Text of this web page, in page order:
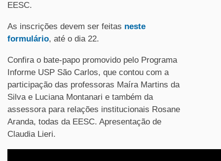
EESC.
As inscrições devem ser feitas neste
formulário, até o dia 22.
Confira o bate-papo promovido pelo Programa
Informe USP São Carlos, que contou com a
participação das professoras Maíra Martins da
Silva e Luciana Montanari e também da
assessora para relações institucionais Rosane
Aranda, todas da EESC. Apresentação de
Claudia Lieri.